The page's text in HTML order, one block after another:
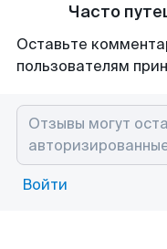
Часто
Оставьте
пользователям
Войти